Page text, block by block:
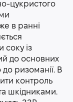
цукристого
в ранні
соку із
до основних
ризоманії. В
контроль
шкідниками.